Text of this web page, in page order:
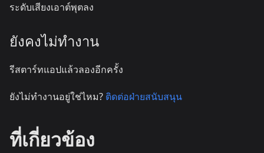
ระดับเสียงเอาต์พุตลง
ยังคงไม่ทำงาน
รีสตาร์ทแอปแล้วลองอีกครั้ง
ยังไม่ทำงานอยู่ใช่ไหม? ติดต่อฝ่ายสนับสนุน
ที่เกี่ยวข้อง